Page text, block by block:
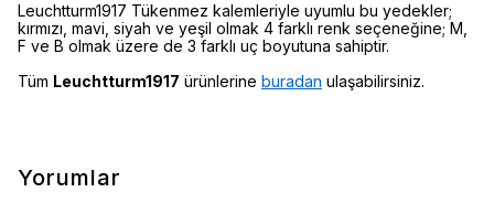
Leuchtturm1917 Tükenmez kalemleriyle uyumlu bu yedekler;
kırmızı, mavi, siyah ve yeşil olmak 4 farklı renk seçeneğine; M,
F ve B olmak üzere de 3 farklı uç boyutuna sahiptir.
Tüm Leuchtturm1917 ürünlerine buradan ulaşabilirsiniz.
Yorumlar